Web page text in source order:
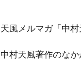
天風メルマガ「中
中村天風著作のな